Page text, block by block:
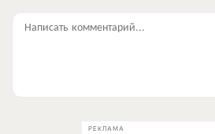
Написать комментарий...
РЕКЛАМА